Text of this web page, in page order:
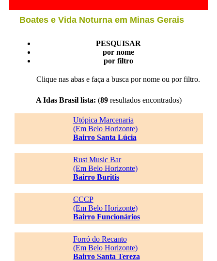
Boates e Vida Noturna em Minas Gerais
PESQUISAR
por nome
por filtro
Clique nas abas e faça a busca por nome ou por filtro.
A Idas Brasil lista: (89resultados encontrados)
Utópica Marcenaria
(Em Belo Horizonte)
Bairro Santa Lúcia
Rust Music Bar
(Em Belo Horizonte)
Bairro Buritis
CCCP
(Em Belo Horizonte)
Bairro Funcionários
Forró do Recanto
(Em Belo Horizonte)
Bairro Santa Tereza